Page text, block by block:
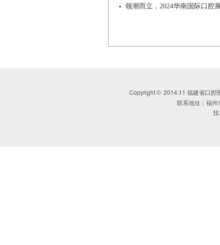
领潮而立，2024华南国际口腔
Copyright © 2014.11 福建省口腔
联系地址：福